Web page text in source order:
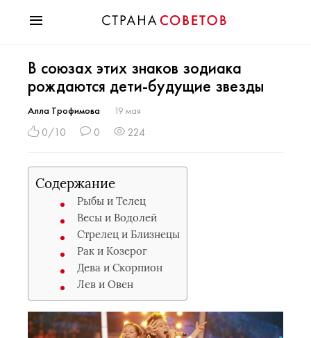
Мода
Звезды
Гороскопы
Здоровье
Хобби
Разное
Праздники
В союзах этих знаков зодиака
рождаются дети-будущие звезды
Алла Трофимова 19 мая
0/10 0 224
Содержание
Рыбы и Телец
Весы и Водолей
Стрелец и Близнецы
Рак и Козерог
Дева и Скорпион
Лев и Овен